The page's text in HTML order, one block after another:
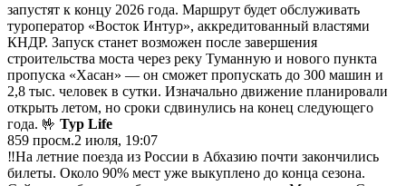
запустят к концу 2026 года. Маршрут будет обслуживать
туроператор «Восток Интур», аккредитованный властями
КНДР. Запуск станет возможен после завершения
строительства моста через реку Туманную и нового пункта
пропуска «Хасан» — он сможет пропускать до 300 машин и
2,8 тыс. человек в сутки. Изначально движение планировали
открыть летом, но сроки сдвинулись на конец следующего
года. 🤟 Тур Life
859 просм.2 июля, 19:07
‼️На летние поезда из России в Абхазию почти закончились
билеты. Около 90% мест уже выкуплено до конца сезона.